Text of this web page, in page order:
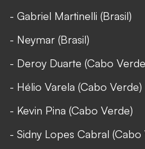
- Gabriel Martinelli (Brasil)
- Neymar (Brasil)
- Deroy Duarte (Cabo
- Hélio Varela (Cabo Verde)
- Kevin Pina (Cabo Verde)
- Sidny Lopes Cabral (Cabo